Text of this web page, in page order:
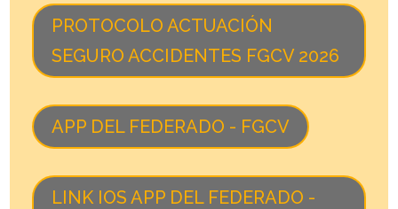
PROTOCOLO ACTUACIÓN
SEGURO ACCIDENTES FGCV 2026
APP DEL FEDERADO - FGCV
LINK IOS APP DEL FEDERADO -